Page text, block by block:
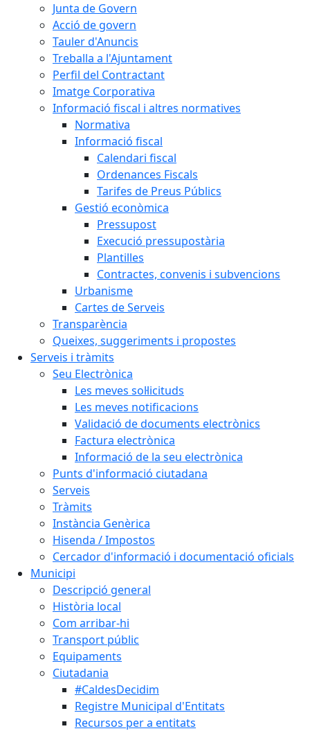
Junta de Govern
Acció de govern
Tauler d'Anuncis
Treballa a l'Ajuntament
Perfil del Contractant
Imatge Corporativa
Informació fiscal i altres normatives
Normativa
Informació fiscal
Calendari fiscal
Ordenances Fiscals
Tarifes de Preus Públics
Gestió econòmica
Pressupost
Execució pressupostària
Plantilles
Contractes, convenis i subvencions
Urbanisme
Cartes de Serveis
Transparència
Queixes, suggeriments i propostes
Serveis i tràmits
Seu Electrònica
Les meves sol·licituds
Les meves notificacions
Validació de documents electrònics
Factura electrònica
Informació de la seu electrònica
Punts d'informació ciutadana
Serveis
Tràmits
Instància Genèrica
Hisenda / Impostos
Cercador d'informació i documentació oficials
Municipi
Descripció general
Història local
Com arribar-hi
Transport públic
Equipaments
Ciutadania
#CaldesDecidim
Registre Municipal d'Entitats
Recursos per a entitats